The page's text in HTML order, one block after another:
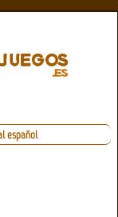
español